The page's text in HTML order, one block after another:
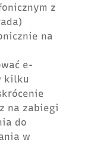
z
na
e-
kilku
na zabiegi
do
w